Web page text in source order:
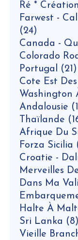
Ré *
Farwest -
(24)
Canada -
Colorado
Portugal (21)
Cote Est
Washington
Andalousie
Thaïlande
Afrique Du
Forza Sicilia
Croatie -
Merveilles
Dans Ma
Halte À
Sri Lanka (8)
Vieille